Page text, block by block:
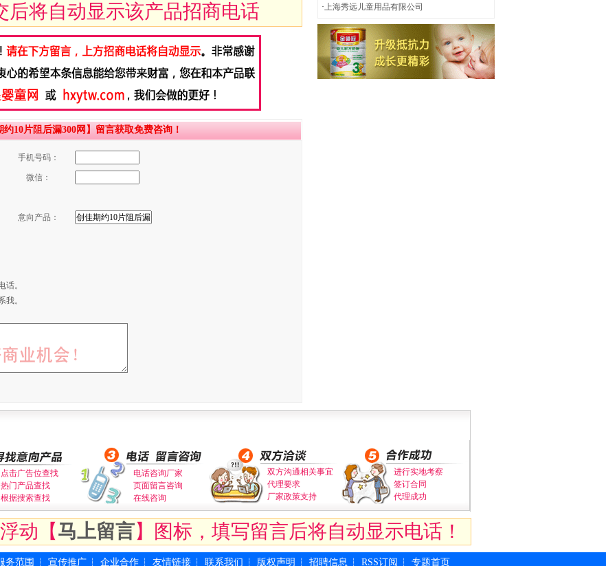
后将自动显示该产品招商电话
10片阻后漏300网】留言获取免费咨询！
手机号码：
微信：
意向产品：
话。
我。
·上海秀远儿童用品有限公司
点击广告位查找
热门产品查找
根据搜索查找
电话咨询厂家
页面留言咨询
在线咨询
双方沟通相关事宜
代理要求
厂家政策支持
进行实地考察
签订合同
代理成功
动【马上留言】图标，填写留言后将自动显示电话！
务范围 ┆ 宣传推广 ┆ 企业合作 ┆ 友情链接 ┆ 联系我们 ┆ 版权声明 ┆ 招聘信息 ┆ RSS订阅 ┆ 专题首页